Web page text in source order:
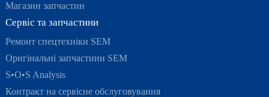
Магазин запчастин
Сервіс та запчастини
Ремонт спецтехніки SEM
Оригінальні запчастини SEM
S•O•S Analysis
Контракт на сервісне обслуговування